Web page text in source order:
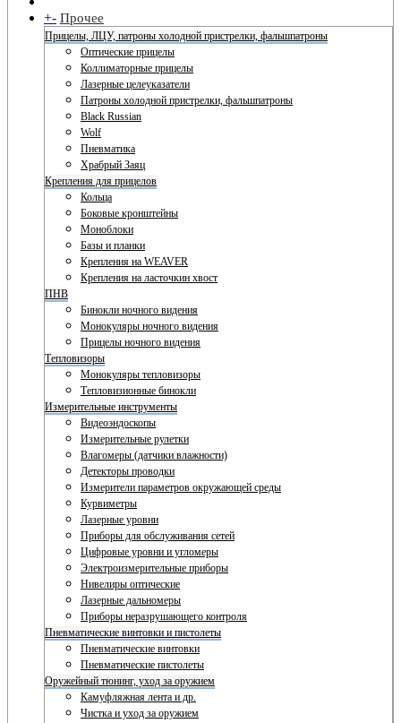
+- Прочее
Прицелы, ЛЦУ, патроны холодной пристрелки, фальшпатроны
Оптические прицелы
Коллиматорные прицелы
Лазерные целеуказатели
Патроны холодной пристрелки, фальшпатроны
Black Russian
Wolf
Пневматика
Храбрый Заяц
Крепления для прицелов
Кольца
Боковые кронштейны
Моноблоки
Базы и планки
Крепления на WEAVER
Крепления на ласточкин хвост
ПНВ
Бинокли ночного видения
Монокуляры ночного видения
Прицелы ночного видения
Тепловизоры
Монокуляры тепловизоры
Тепловизионные бинокли
Измерительные инструменты
Видеоэндоскопы
Измерительные рулетки
Влагомеры (датчики влажности)
Детекторы проводки
Измерители параметров окружающей среды
Курвиметры
Лазерные уровни
Приборы для обслуживания сетей
Цифровые уровни и угломеры
Электроизмерительные приборы
Нивелиры оптические
Лазерные дальномеры
Приборы неразрушающего контроля
Пневматические винтовки и пистолеты
Пневматические винтовки
Пневматические пистолеты
Оружейный тюнинг, уход за оружием
Камуфляжная лента и др.
Чистка и уход за оружием